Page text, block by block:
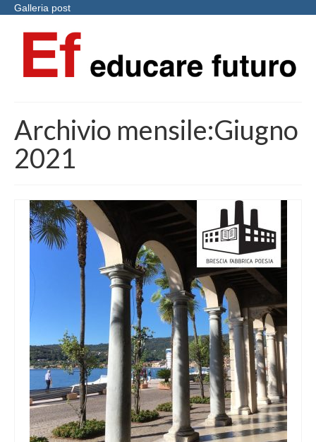
Galleria post
Archivio mensile:Giugno
2021